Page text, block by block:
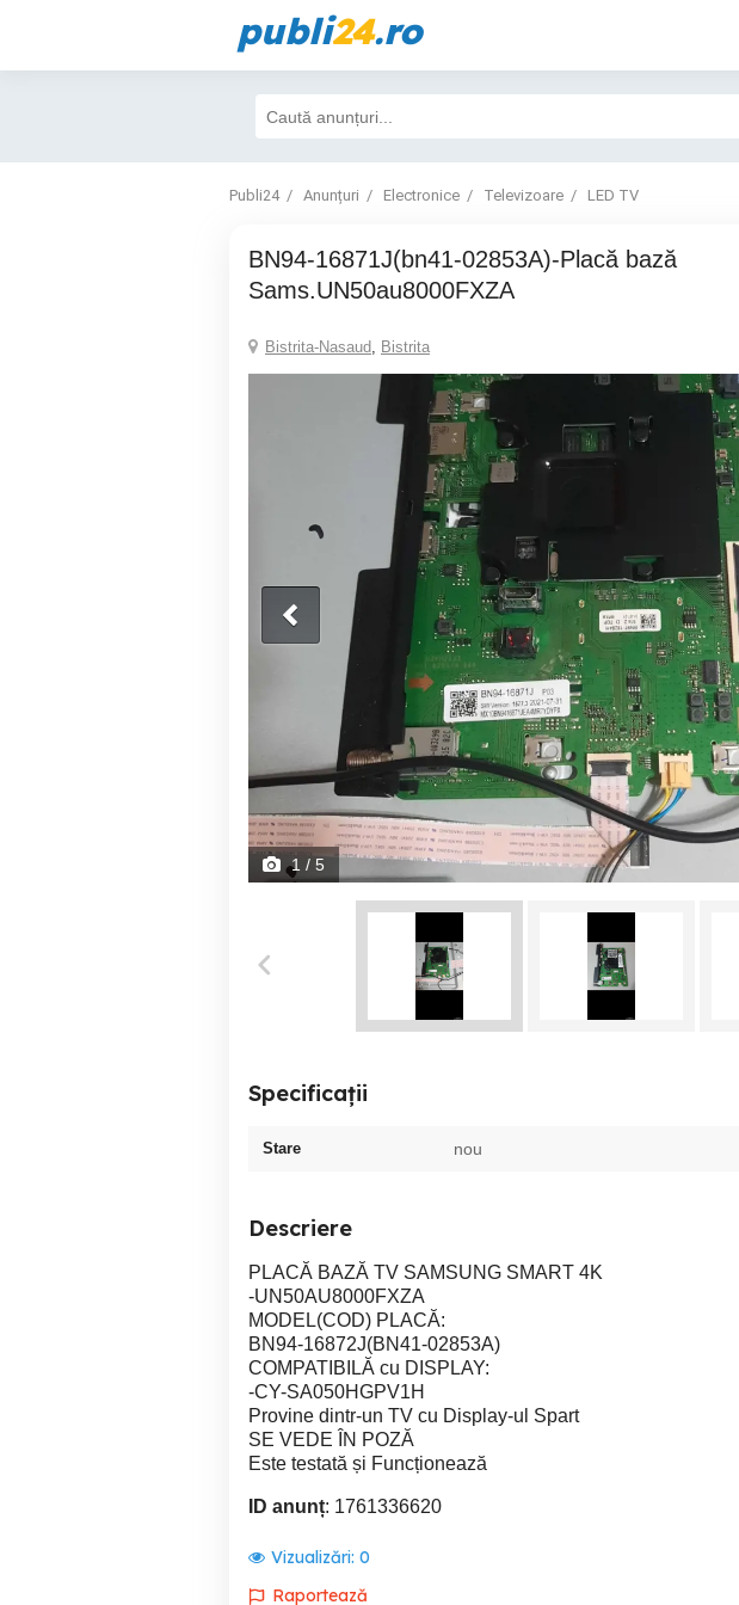
publi24.ro
Publi24 Anunțuri Electronice Televizoare LED TV
BN94-16871J(bn41-02853A)-Placă bază
Sams.UN50au8000FXZA
Bistrita-Nasaud, Bistrita
1 / 5
Specificații
Stare nou
Descriere
PLACĂ BAZĂ TV SAMSUNG SMART 4K
-UN50AU8000FXZA
MODEL(COD) PLACĂ:
BN94-16872J(BN41-02853A)
COMPATIBILĂ cu DISPLAY:
-CY-SA050HGPV1H
Provine dintr-un TV cu Display-ul Spart
SE VEDE ÎN POZĂ
Este testată și Funcționează
ID anunț: 1761336620
Vizualizări: 0
Raportează